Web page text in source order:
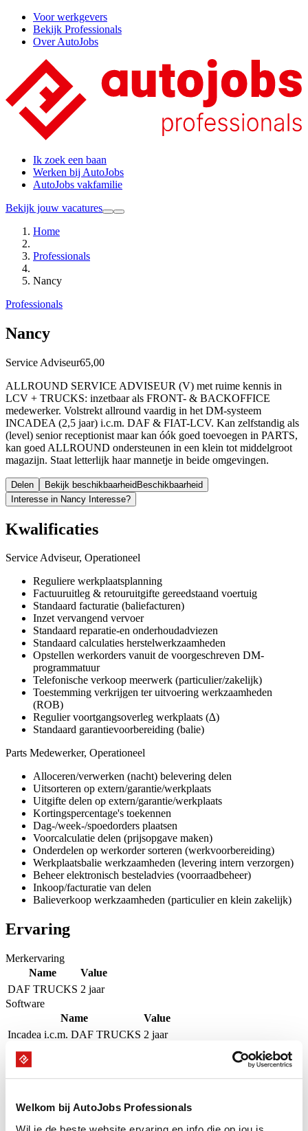
Welkom bij AutoJobs Professionals
Voor werkgevers
Bekijk Professionals
Over AutoJobs
Ik zoek een baan
Werken bij AutoJobs
AutoJobs vakfamilie
Bekijk jouw vacatures
Home
Professionals
Nancy
Professionals
Nancy
Service Adviseur65,00
ALLROUND SERVICE ADVISEUR (V) met ruime kennis in
LCV + TRUCKS: inzetbaar als FRONT- & BACKOFFICE
medewerker. Volstrekt allround vaardig in het DM-systeem
INCADEA (2,5 jaar) i.c.m. DAF & FIAT-LCV. Kan zelfstandig als
(level) senior receptionist maar kan óók goed toevoegen in PARTS,
kan goed ALLROUND ondersteunen in een klein tot middelgroot
magazijn. Staat letterlijk haar mannetje in beide omgevingen.
Delen Bekijk beschikbaarheidBeschikbaarheid
Interesse in Nancy Interesse?
Kwalificaties
Service Adviseur, Operationeel
Reguliere werkplaatsplanning
Factuuruitleg & retouruitgifte gereedstaand voertuig
Standaard facturatie (baliefacturen)
Inzet vervangend vervoer
Standaard reparatie-en onderhoudadviezen
Standaard calculaties herstelwerkzaamheden
Opstellen werkorders vanuit de voorgeschreven DM-
programmatuur
Telefonische verkoop meerwerk (particulier/zakelijk)
Toestemming verkrijgen ter uitvoering werkzaamheden
(ROB)
Regulier voortgangsoverleg werkplaats (∆)
Standaard garantievoorbereiding (balie)
Parts Medewerker, Operationeel
Alloceren/verwerken (nacht) belevering delen
Uitsorteren op extern/garantie/werkplaats
Uitgifte delen op extern/garantie/werkplaats
Kortingspercentage's toekennen
Dag-/week-/spoedorders plaatsen
Voorcalculatie delen (prijsopgave maken)
Onderdelen op werkorder sorteren (werkvoorbereiding)
Werkplaatsbalie werkzaamheden (levering intern verzorgen)
Beheer elektronisch besteladvies (voorraadbeheer)
Inkoop/facturatie van delen
Balieverkoop werkzaamheden (particulier en klein zakelijk)
Ervaring
Merkervaring
Name
Value
DAF TRUCKS 2 jaar
Software
Name
Value
Incadea i.c.m. DAF TRUCKS 2 jaar
Beschikbaarheid
gemarkeerde dagen.